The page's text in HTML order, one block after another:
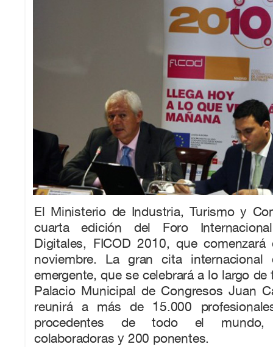
El Ministerio de Industria, Turismo y
cuarta edición del Foro
Digitales, FICOD 2010, que
noviembre. La gran cita internacional
emergente, que se celebrará a lo largo
Palacio Municipal de Congresos Juan
reunirá a más de 15.000
procedentes de todo el mundo,
colaboradoras y 200 ponentes.